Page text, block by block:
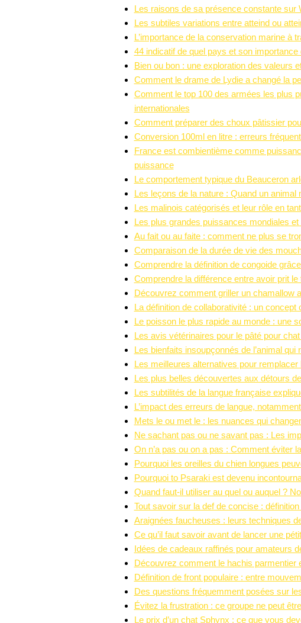
Les raisons de sa présence constante sur
Les subtiles variations entre atteind ou
L’importance de la conservation marine à
44 indicatif de quel pays et son
Bien ou bon : une exploration des valeurs
Comment le drame de Lydie a changé la
Comment le top 100 des armées les plus
internationales
Comment préparer des choux pâtissier
Conversion 100ml en litre : erreurs
France est combientième comme
puissance
Le comportement typique du Beauceron
Les leçons de la nature : Quand un animal
Les malinois catégorisés et leur rôle en
Les plus grandes puissances mondiales
Au fait ou au faite : comment ne plus se
Comparaison de la durée de vie des
Comprendre la définition de congoide
Comprendre la différence entre avoir prit
Découvrez comment griller un chamallow
La définition de collaborativité : un concept
Le poisson le plus rapide au monde : une
Les avis vétérinaires pour le pâté pour
Les bienfaits insoupçonnés de l’animal qui
Les meilleures alternatives pour
Les plus belles découvertes aux détours
Les subtilités de la langue française
L’impact des erreurs de langue,
Mets le ou met le : les nuances qui
Ne sachant pas ou ne savant pas : Les
On n’a pas ou on a pas : Comment éviter
Pourquoi les oreilles du chien longues
Pourquoi to Psaraki est devenu
Quand faut-il utiliser au quel ou auquel ?
Tout savoir sur la def de concise :
Araignées faucheuses : leurs techniques
Ce qu’il faut savoir avant de lancer une
Idées de cadeaux raffinés pour amateurs
Découvrez comment le hachis
Définition de front populaire : entre
Des questions fréquemment posées sur
Évitez la frustration : ce groupe ne peut
Le prix d’un chat Sphynx : ce que vous